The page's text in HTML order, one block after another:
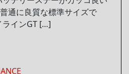
通に良質な標準サイズで
インGT […]